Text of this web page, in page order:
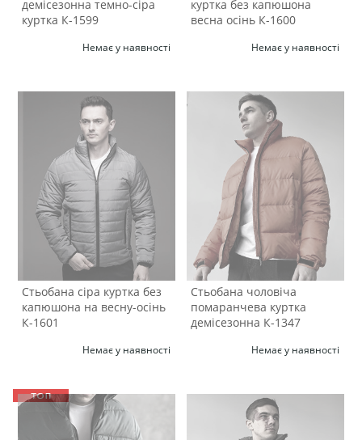
демісезонна темно-сіра
куртка К-1599
Немає у наявності
куртка без капюшона
весна осінь К-1600
Немає у наявності
Стьобана сіра куртка без
капюшона на весну-осінь
К-1601
Немає у наявності
Стьобана чоловіча
помаранчева куртка
демісезонна К-1347
Немає у наявності